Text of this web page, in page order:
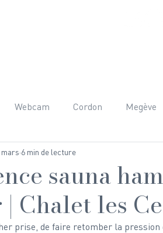
Webcam Cordon Megève
Adrénaline
Team Building
sauna
Chalet les
mars 6 min de lecture
prise, de faire retomber la